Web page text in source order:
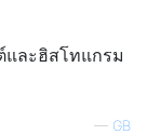
ละฮิสโทแกรม
— GB